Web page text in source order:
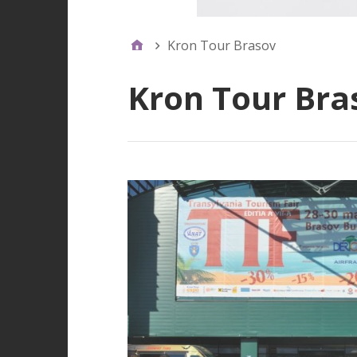
Kron Tour Brasov
Kron Tour